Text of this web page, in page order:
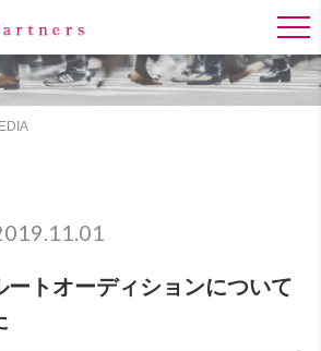
ートオーディションについて